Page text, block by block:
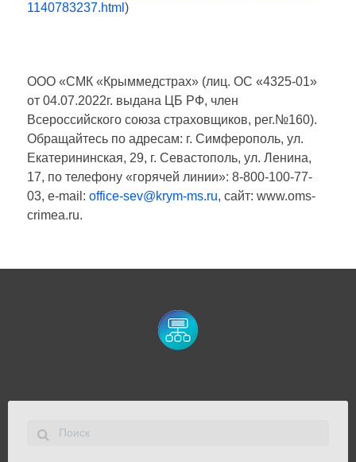
1140783237.html )
ООО «СМК «Крыммедстрах» (лиц. ОС «4325-01»
от 04.07.2022г. выдана ЦБ РФ, член
Всероссийского союза страховщиков, рег.№160).
Обращайтесь по адресам: г. Симферополь, ул.
Екатерининская, 29, г. Севастополь, ул. Ленина,
17, по телефону «горячей линии»: 8-800-100-77-
03, e-mail: office-sev@krym-ms.ru, сайт: www.oms-
crimea.ru.